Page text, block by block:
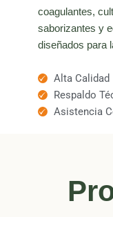
coagulantes,
saborizantes y
diseñados para
Alta Calidad
Respaldo
Asistencia